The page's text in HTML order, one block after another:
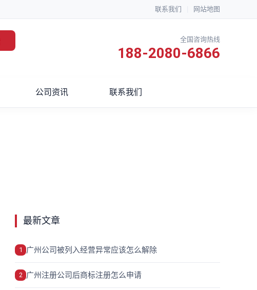
联系我们 网站地图
全国咨询热线
188-2080-6866
公司资讯 联系我们
最新文章
1 广州公司被列入经营异常应该怎么解除
2 广州注册公司后商标注册怎么申请